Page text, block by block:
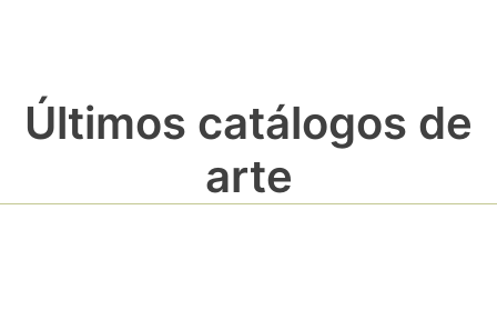
Últimos catálogos de
arte